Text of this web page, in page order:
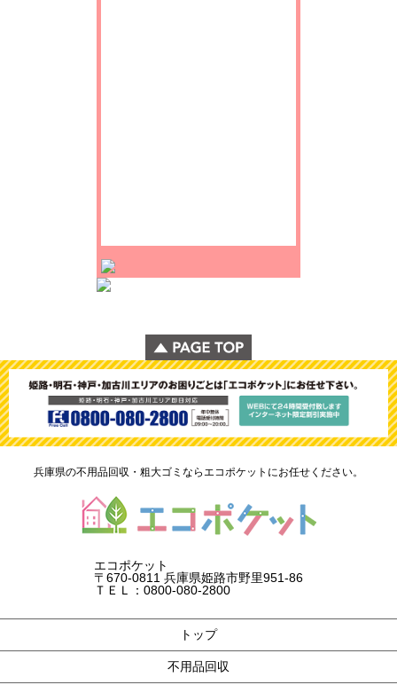
兵庫県の不用品回収・粗大ゴミならエコポケットにお任せください。
エコポケット
〒670-0811 兵庫県姫路市野里951-86
ＴＥＬ：0800-080-2800
トップ
不用品回収